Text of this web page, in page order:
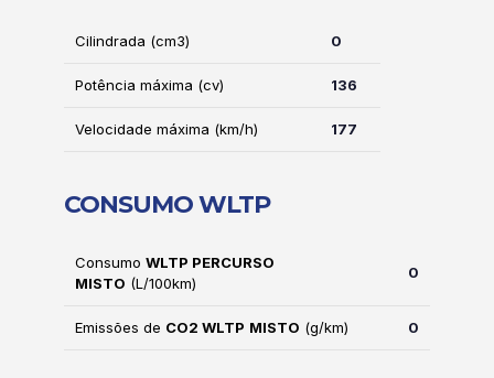
Cilindrada (cm3) 0
Potência máxima (cv) 136
Velocidade máxima (km/h) 177
CONSUMO WLTP
Consumo WLTP PERCURSO
MISTO (L/100km)
0
Emissões de CO2 WLTP MISTO (g/km) 0